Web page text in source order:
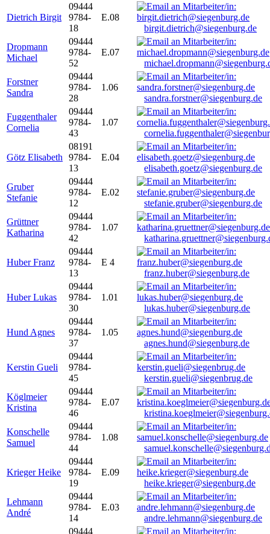
Dietrich Birgit
09444
9784-
18
E.08
birgit.dietrich@siegenburg.de
Dropmann
Michael
09444
9784-
52
E.07
Forstner
Sandra
09444
9784-
28
1.06
sandra.forstner@siegenburg.de
Fuggenthaler
Cornelia
09444
9784-
43
1.07
Götz Elisabeth
08191
9784-
13
E.04
elisabeth.goetz@siegenburg.de
Gruber
Stefanie
09444
9784-
12
E.02
stefanie.gruber@siegenburg.de
Grüttner
Katharina
09444
9784-
42
1.07
Huber Franz
09444
9784-
13
E 4
franz.huber@siegenburg.de
Huber Lukas
09444
9784-
30
1.01
lukas.huber@siegenburg.de
Hund Agnes
09444
9784-
37
1.05
agnes.hund@siegenburg.de
Kerstin Gueli
09444
9784-
45
kerstin.gueli@siegenbrug.de
Köglmeier
Kristina
09444
9784-
46
E.07
Konschelle
Samuel
09444
9784-
44
1.08
Krieger Heike
09444
9784-
19
E.09
heike.krieger@siegenburg.de
Lehmann
André
09444
9784-
14
E.03
andre.lehmann@siegenburg.de
09444